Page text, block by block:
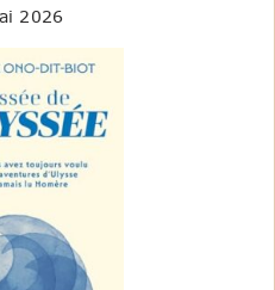
2026